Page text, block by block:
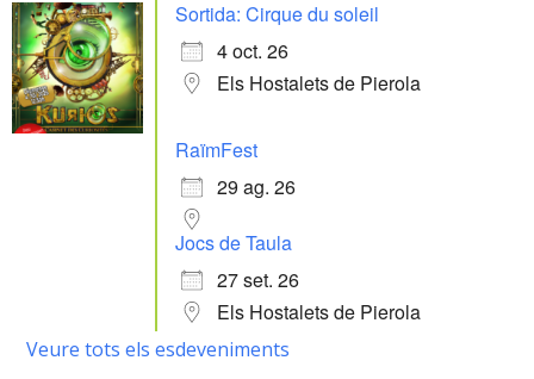
Sortida: Cirque du soleil
4 oct. 26
Els Hostalets de Pierola
RaïmFest
29 ag. 26
Jocs de Taula
27 set. 26
Els Hostalets de Pierola
Veure tots els esdeveniments